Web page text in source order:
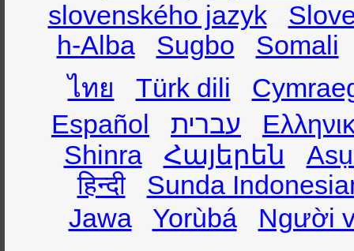
slovenského jazyk
h-Alba
Sugbo
Somali
ไทย
Türk dili
Español
עברית
Shinra
Հայերեն
हिन्दी
Sunda
Jawa
Yorùbá Người